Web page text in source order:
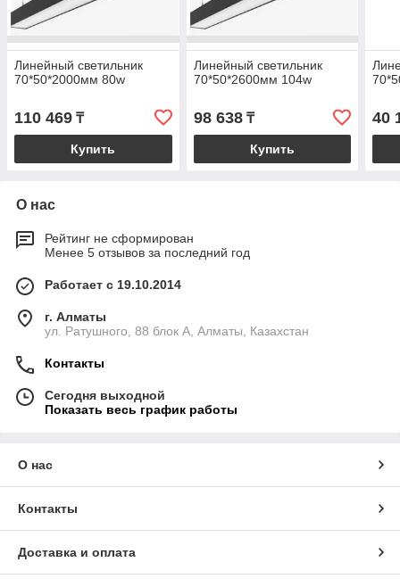
Линейный светильник
70*50*2000мм 80w
110 469 ₸
Купить
Линейный светильник
70*50*2600мм 104w
98 638₸
Купить
40
О нас
Рейтинг не сформирован
Менее 5 отзывов за последний год
Работает с 19.10.2014
г. Алматы
ул. Ратушного, 88 блок A, Алматы, Казахстан
Контакты
Сегодня выходной
Показать весь график работы
О нас
Контакты
Доставка и оплата